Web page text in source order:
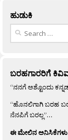
ಹುಡುಕಿ
Search
ಬರಹಗಾರರಿಗೆ
“ನನಗೆ ಅಶ್ಟೊಂದು
“ಹೊನಲಿಗಾಗಿ ಬರಹ
ನೆನಪಿಗೆ ಬರಲ್ಲ”…
ಈ ಮೇಲಿನ ಅನಿಸಿಕೆಗಳು